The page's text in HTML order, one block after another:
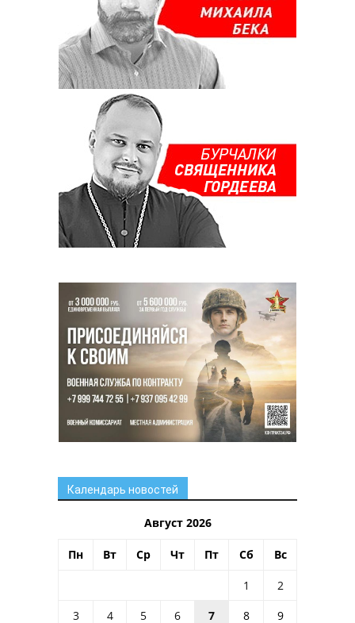
Календарь новостей
Август 2026
Пн Вт Ср Чт Пт Сб Вс
1
2
3
4 5 6 7 8
9